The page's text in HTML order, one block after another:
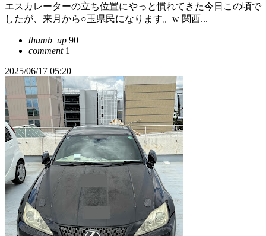
エスカレーターの立ち位置にやっと慣れてきた今日この頃で
したが、来月から○玉県民になります。w 関西...
thumb_up 90
comment1
2025/06/17 05:20